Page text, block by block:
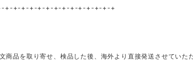
+-+-+-+-+-+-+-+-+-+-+-+-+-+
商品を取り寄せ、検品した後、海外より直接発送させてい